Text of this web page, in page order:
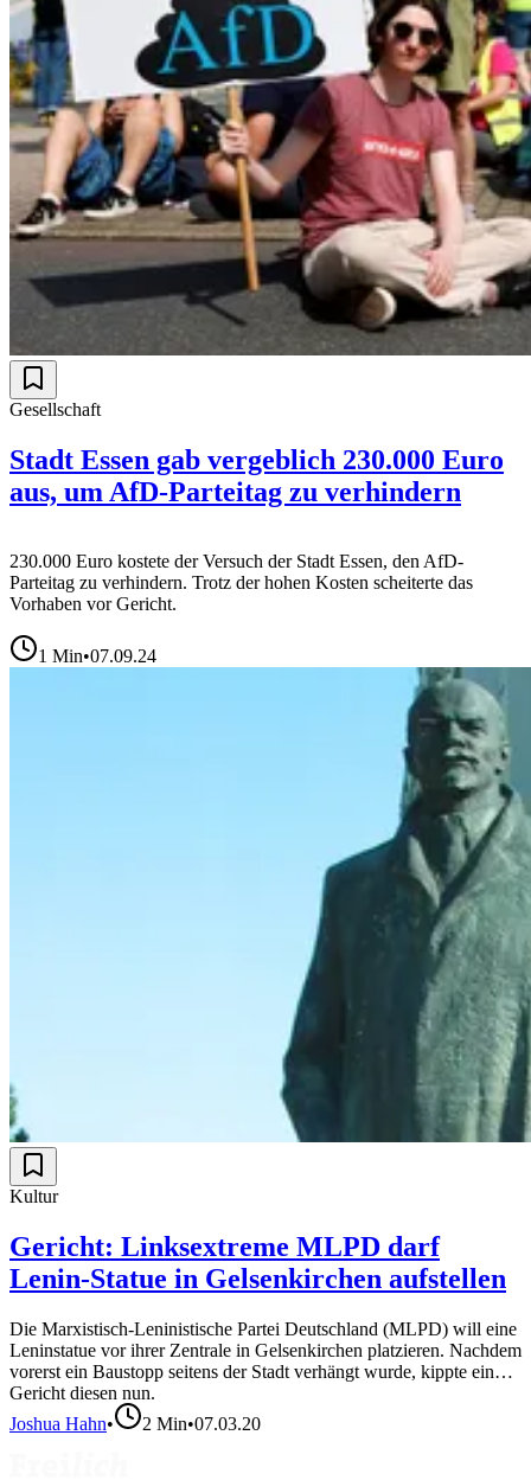
Gesellschaft
Stadt Essen gab vergeblich 230.000 Euro
aus, um AfD-Parteitag zu verhindern
230.000 Euro kostete der Versuch der Stadt Essen, den AfD-
Parteitag zu verhindern. Trotz der hohen Kosten scheiterte das
Vorhaben vor Gericht.
1 Min•07.09.24
Kultur
Gericht: Linksextreme MLPD darf
Lenin-Statue in Gelsenkirchen aufstellen
Die Marxistisch-Leninistische Partei Deutschland (MLPD) will eine
Leninstatue vor ihrer Zentrale in Gelsenkirchen platzieren. Nachdem
vorerst ein Baustopp seitens der Stadt verhängt wurde, kippte ein
Gericht diesen nun.
Joshua Hahn• 2 Min•07.03.20